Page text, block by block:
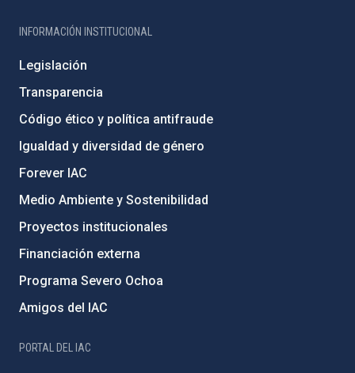
INFORMACIÓN INSTITUCIONAL
Legislación
Transparencia
Código ético y política antifraude
Igualdad y diversidad de género
Forever IAC
Medio Ambiente y Sostenibilidad
Proyectos institucionales
Financiación externa
Programa Severo Ochoa
Amigos del IAC
PORTAL DEL IAC